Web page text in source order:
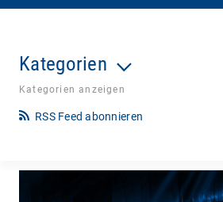
Kategorien
Kategorien anzeigen
RSS Feed abonnieren